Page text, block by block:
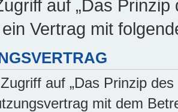
auf „Das
Vertrag mit
auf „Das Prinzip
mit dem